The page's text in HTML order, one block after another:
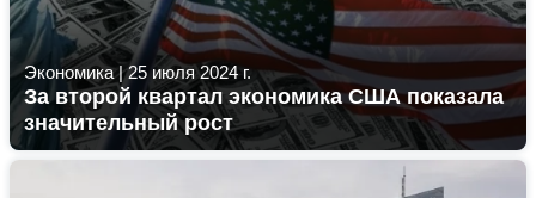
Экономика|25 июля 2024 г.
За второй квартал экономика США показала
значительный рост